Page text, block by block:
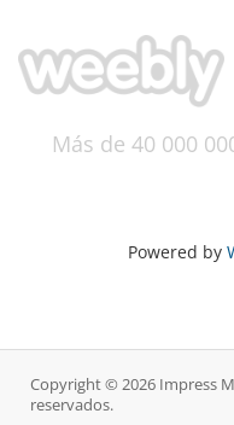
Más de 40 000
Powered by
Copyright © 2026 Impress
reservados.